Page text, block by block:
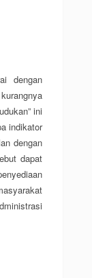
dengan
ini
indikator
dengan
dapat